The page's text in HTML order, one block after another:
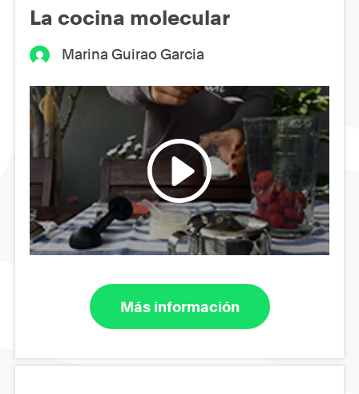
La cocina molecular
Marina Guirao Garcia
Más información